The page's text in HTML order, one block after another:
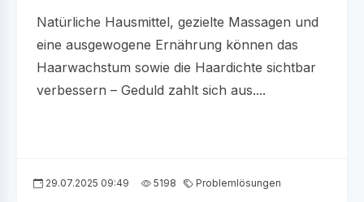
Natürliche Hausmittel, gezielte Massagen und
eine ausgewogene Ernährung können das
Haarwachstum sowie die Haardichte sichtbar
verbessern – Geduld zahlt sich aus....
29.07.2025 09:49 5198 Problemlösungen